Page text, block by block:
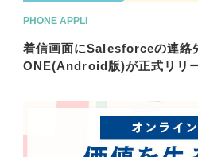
PHONE APPLI
着信画面にSalesforceの連絡
ONE(Android版)が正式リリ